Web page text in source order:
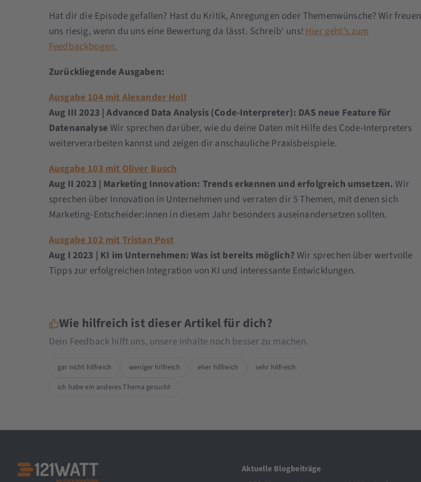
Hat dir die Episode gefallen? Hast du Kritik, Anregungen oder Themenwünsche? Wir freuen
uns riesig, wenn du uns eine Bewertung da lässt. Schreib‘ uns!Hier geht’s zum
Feedbackbogen.
Zurückliegende Ausgaben:
Ausgabe 104 mit Alexander Holl
Aug III 2023 | Advanced Data Analysis (Code-Interpreter): DAS neue Feature für
DatenanalyseWir sprechen darüber, wie du deine Daten mit Hilfe des Code-Interpreters
weiterverarbeiten kannst und zeigen dir anschauliche Praxisbeispiele.
Ausgabe 103 mit Oliver Busch
Aug II 2023 | Marketing Innovation: Trends erkennen und erfolgreich umsetzen.Wir
sprechen über Innovation in Unternehmen und verraten dir 5 Themen, mit denen sich
Marketing-Entscheider:innen in diesem Jahr besonders auseinandersetzen sollten.
Ausgabe 102 mit Tristan Post
Aug I 2023 | KI im Unternehmen: Was ist bereits möglich?Wir sprechen über wertvolle
Tipps zur erfolgreichen Integration von KI und interessante Entwicklungen.
Wie hilfreich ist dieser Artikel für dich?
Dein Feedback hilft uns, unsere Inhalte noch besser zu machen.
gar nicht hilfreich weniger hilfreich eher hilfreich
sehr hilfreich
ich habe ein anderes Thema gesucht
Aktuelle Blogbeiträge